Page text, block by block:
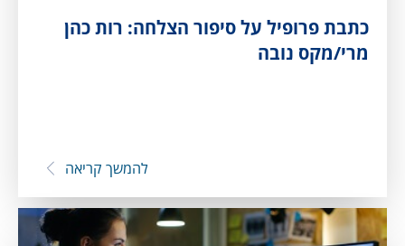
כתבת פרופיל על סיפור הצלחה: רות כהן
מרי/מקס נובה
להמשך קריאה